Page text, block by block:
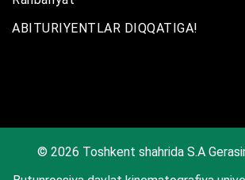
ABITURIYENTLAR DIQQATIGA!
© 2026 Toshkent shahrida S.A